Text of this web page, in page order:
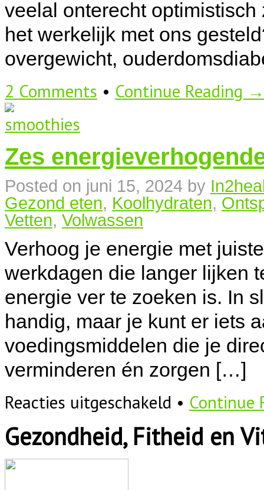
veelal onterecht
het werkelijk met ons
overgewicht,
2 Comments • Continue Reading →
Zes
Posted on juni 15, 2024 by
Gezond eten, Koolhydraten,
Vetten, Volwassen
Verhoog je energie met
werkdagen die langer lijken
energie ver te zoeken is. In
handig, maar je kunt er iets
voedingsmiddelen die je
verminderen én zorgen […]
Reacties uitgeschakeld Zes
voedingsmiddelen
• Continue
Gezondheid, Fitheid en